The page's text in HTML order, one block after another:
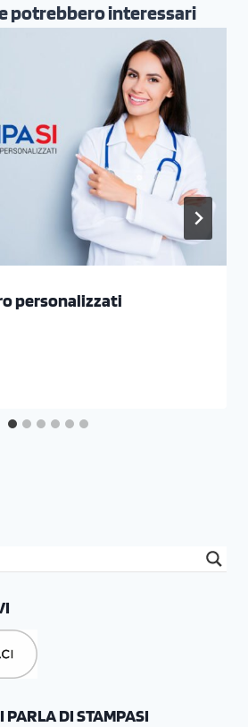
potrebbero interessari
personalizzati
PARLA DI STAMPASI